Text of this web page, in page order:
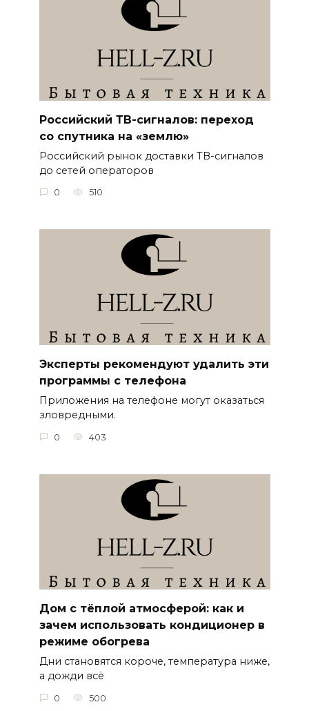
Российский ТВ-сигналов: переход
со спутника на «землю»
Российский рынок доставки ТВ-сигналов
до сетей операторов
0 510
Эксперты рекомендуют удалить эти
программы с телефона
Приложения на телефоне могут оказаться
зловредными.
0 403
Дом с тёплой атмосферой: как и
зачем использовать кондиционер в
режиме обогрева
Дни становятся короче, температура ниже,
а дожди всё
0 500